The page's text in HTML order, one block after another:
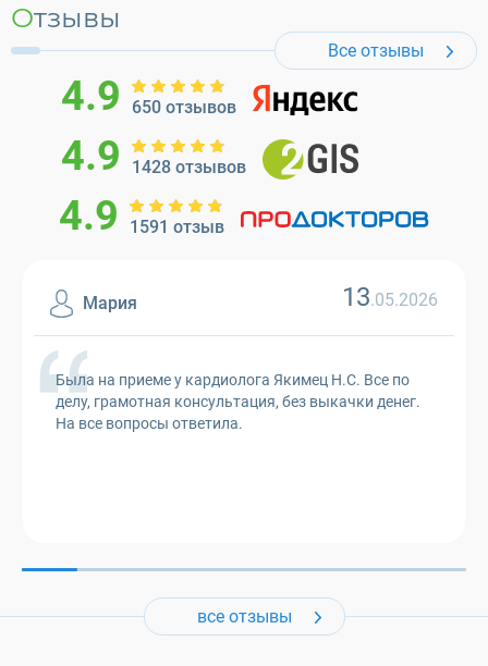
Отзывы
Все отзывы
4.9 650 отзывов
4.9 1428 отзывов
4.9 1591 отзыв
Мария 13.05.2026
Была на приеме у кардиолога Якимец Н.С. Все по
делу, грамотная консультация, без выкачки денег.
На все вопросы ответила.
все отзывы